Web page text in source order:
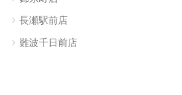
長瀬駅前店
難波千日前店